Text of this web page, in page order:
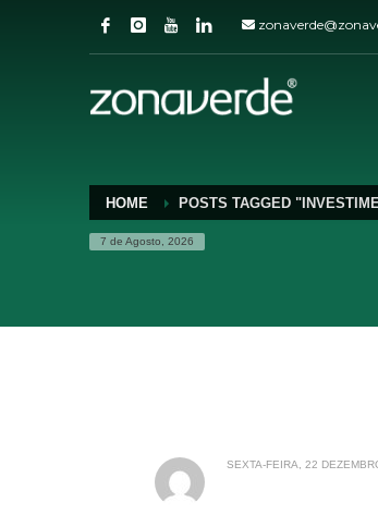
HOME POSTS TAGGED
7 de Agosto, 2026
SEXTA-FEIRA, 22